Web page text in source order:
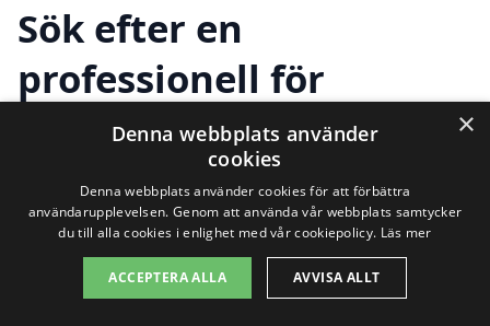
Sök efter en
professionell för
företagsflytt i andra
städer nära Vilhelmina
Att planera en företagsflytt i Vilhelmina
kan vara en utmaning, men med rätt hjälp
×
Denna webbplats använder
cookies
Denna webbplats använder cookies för att förbättra
användarupplevelsen. Genom att använda vår webbplats samtycker
du till alla cookies i enlighet med vår cookiepolicy. Läs mer
ACCEPTERA ALLA AVVISA ALLT